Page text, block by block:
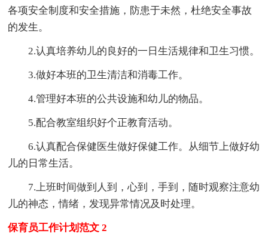
各项安全制度和安全措施，防患于未然，杜绝安全事故
的发生。
2.认真培养幼儿的良好的一日生活规律和卫生习惯。
3.做好本班的卫生清洁和消毒工作。
4.管理好本班的公共设施和幼儿的物品。
5.配合教室组织好个正教育活动。
6.认真配合保健医生做好保健工作。从细节上做好幼
儿的日常生活。
7.上班时间做到人到，心到，手到，随时观察注意幼
儿的神态，情绪，发现异常情况及时处理。
保育员工作计划范文 2